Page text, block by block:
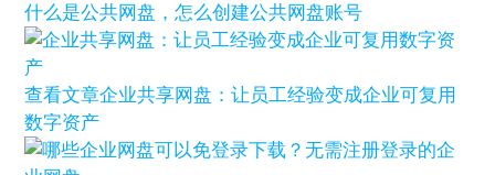
什么是公共网盘，怎么创建公共网盘账号
查看文章企业共享网盘：让员工经验变成企业可复用
数字资产